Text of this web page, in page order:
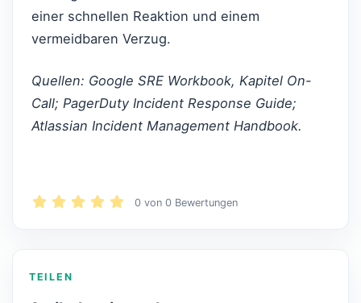
einer schnellen Reaktion und einem
vermeidbaren Verzug.
Quellen: Google SRE Workbook, Kapitel On-
Call; PagerDuty Incident Response Guide;
Atlassian Incident Management Handbook.
0 von0 Bewertungen
TEILEN